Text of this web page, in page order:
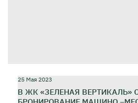
25 Мая 2023
В ЖК «ЗЕЛЕНАЯ ВЕРТИКАЛЬ»